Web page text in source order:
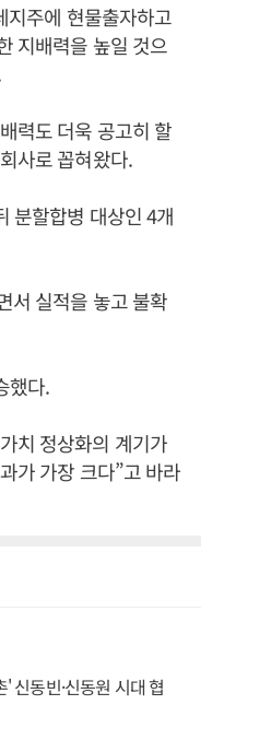
지주에 현물출자하고
지배력을 높일 것으
력도 더욱 공고히 할
사로 꼽혀왔다.
분할합병 대상인 4개
서 실적을 놓고 불확
했다.
치 정상화의 계기가
가 가장 크다”고 바라
신동빈·신동원 시대 협